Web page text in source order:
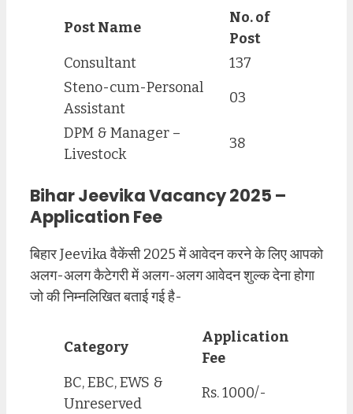
Post Name
No. of
Post
Consultant
137
Steno-cum-Personal
Assistant
03
DPM & Manager –
Livestock
38
Bihar Jeevika Vacancy 2025 –
Application Fee
बिहार Jeevika वैकेंसी 2025 में आवेदन करने के लिए आपको
अलग-अलग कैटेगरी में अलग-अलग आवेदन शुल्क देना होगा
जो की निम्नलिखित बताई गई है-
Category
Application
Fee
BC, EBC, EWS &
Unreserved
Rs. 1000/-